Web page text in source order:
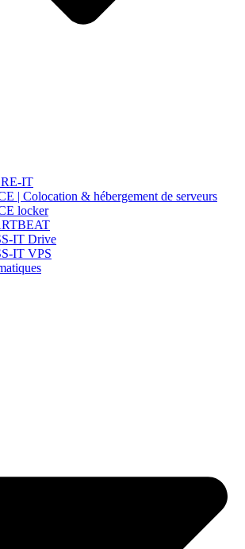
IT
| Colocation & hébergement de serveurs
locker
IT Drive
IT VPS